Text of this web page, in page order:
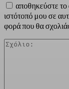
αποθηκεύστε το
ιστότοπό μου σε
φορά που θα